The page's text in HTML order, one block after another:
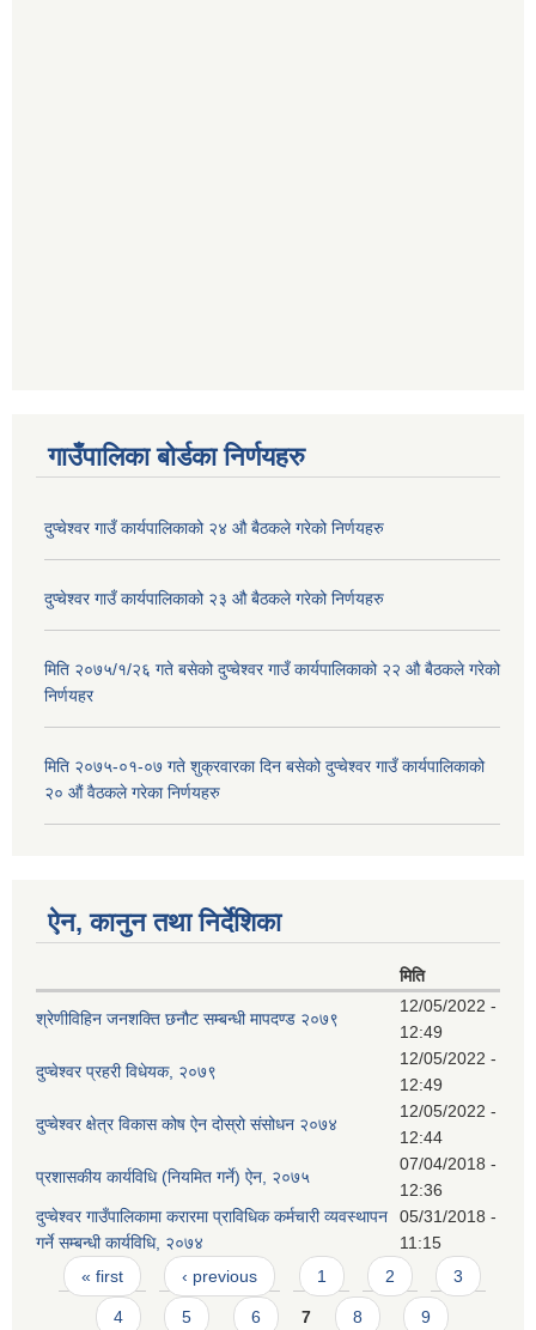
गाउँपालिका बोर्डका निर्णयहरु
दुप्चेश्वर गाउँ कार्यपालिकाको २४ औ बैठकले गरेको निर्णयहरु
दुप्चेश्वर गाउँ कार्यपालिकाको २३ औ बैठकले गरेको निर्णयहरु
मिति २०७५/१/२६ गते बसेको दुप्चेश्वर गाउँ कार्यपालिकाको २२ औ बैठकले गरेको
निर्णयहर
मिति २०७५-०१-०७ गते शुक्रवारका दिन बसेको दुप्चेश्वर गाउँ कार्यपालिकाको
२० औं वैठकले गरेका निर्णयहरु
ऐन, कानुन तथा निर्देशिका
मिति
श्रेणीविहिन जनशक्ति छनौट सम्बन्धी मापदण्ड २०७९
12/05/2022 -
12:49
दुप्चेश्वर प्रहरी विधेयक, २०७९
12/05/2022 -
12:49
दुप्चेश्वर क्षेत्र विकास कोष ऐन दोस्रो संसोधन २०७४
12/05/2022 -
12:44
प्रशासकीय कार्यविधि (नियमित गर्ने) ऐन, २०७५
07/04/2018 -
12:36
दुप्चेश्वर गाउँपालिकामा करारमा प्राविधिक कर्मचारी व्यवस्थापन
गर्ने सम्बन्धी कार्यविधि, २०७४
05/31/2018 -
11:15
Pages
« first ‹ previous 1 2 3
4 5 6 7 8 9